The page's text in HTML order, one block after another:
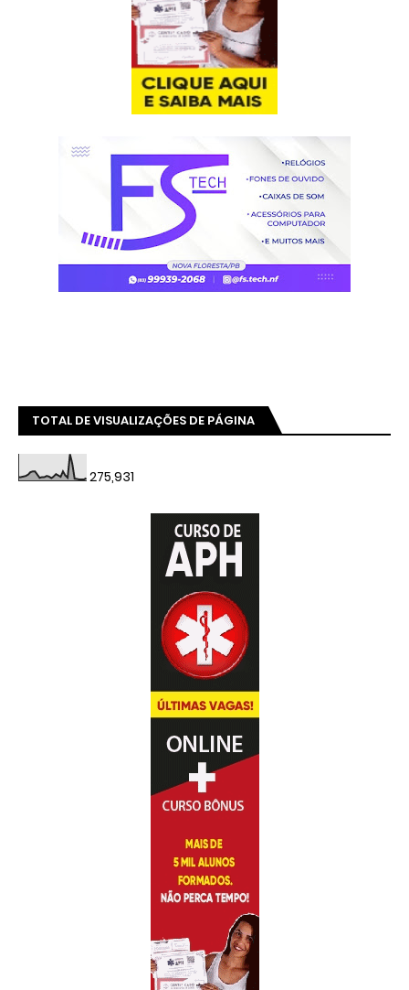
TOTAL DE VISUALIZAÇÕES DE PÁGINA
275,931